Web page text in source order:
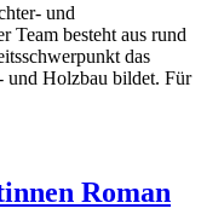
und
Team besteht aus rund
das
und Holzbau bildet. Für
Roman